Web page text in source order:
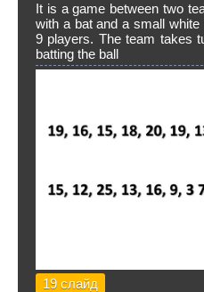
It is a game between two
with a bat and a small
9 players. The team takes
batting the ball
19 слайд